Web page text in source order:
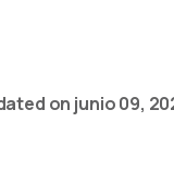
on junio 09,